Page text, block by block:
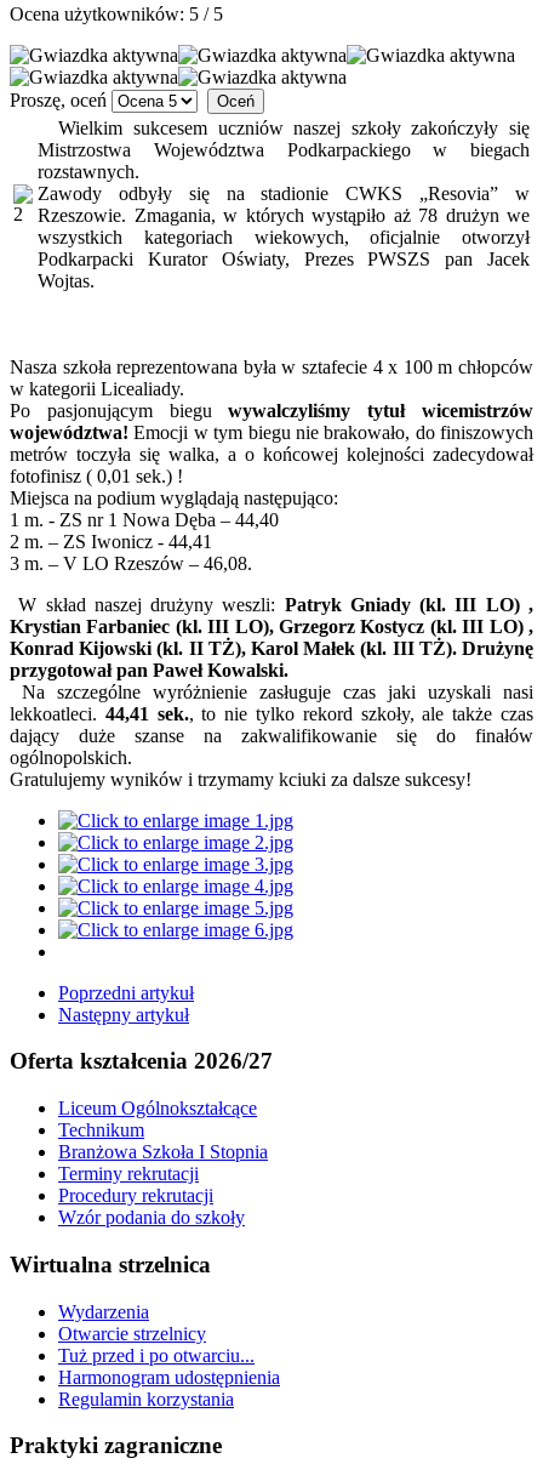
Ocena użytkowników: 5 / 5
Proszę, oceń
Wielkim sukcesem uczniów naszej szkoły zakończyły się
Mistrzostwa Województwa Podkarpackiego w biegach
rozstawnych.
Zawody odbyły się na stadionie CWKS „Resovia” w
Rzeszowie. Zmagania, w których wystąpiło aż 78 drużyn we
wszystkich kategoriach wiekowych, oficjalnie otworzył
Podkarpacki Kurator Oświaty, Prezes PWSZS pan Jacek
Wojtas.
Nasza szkoła reprezentowana była w sztafecie 4 x 100 m chłopców
w kategorii Licealiady.
Po pasjonującym bieguwywalczyliśmy tytuł wicemistrzów
województwa! Emocji w tym biegu nie brakowało, do finiszowych
metrów toczyła się walka, a o końcowej kolejności zadecydował
fotofinisz ( 0,01 sek.) !
Miejsca na podium wyglądają następująco:
1 m. - ZS nr 1 Nowa Dęba – 44,40
2 m. – ZS Iwonicz - 44,41
3 m. – V LO Rzeszów – 46,08.
W skład naszej drużyny weszli: Patryk Gniady (kl. III LO) ,
Krystian Farbaniec (kl. III LO), Grzegorz Kostycz (kl. III LO) ,
Konrad Kijowski (kl. II TŻ), Karol Małek (kl. III TŻ). Drużynę
przygotował pan Paweł Kowalski.
Na szczególne wyróżnienie zasługuje czas jaki uzyskali nasi
lekkoatleci. 44,41 sek., to nie tylko rekord szkoły, ale także czas
dający duże szanse na zakwalifikowanie się do finałów
ogólnopolskich.
Gratulujemy wyników i trzymamy kciuki za dalsze sukcesy!
Poprzedni artykuł
Następny artykuł
Oferta kształcenia 2026/27
Liceum Ogólnokształcące
Technikum
Branżowa Szkoła I Stopnia
Terminy rekrutacji
Procedury rekrutacji
Wzór podania do szkoły
Wirtualna strzelnica
Wydarzenia
Otwarcie strzelnicy
Tuż przed i po otwarciu...
Harmonogram udostępnienia
Regulamin korzystania
Praktyki zagraniczne